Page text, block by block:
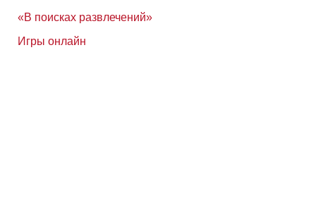
«В поисках развлечений»
Игры онлайн